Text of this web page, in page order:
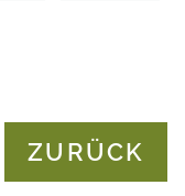
ZURÜCK